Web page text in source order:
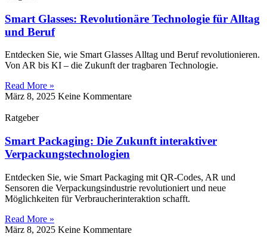
Smart Glasses: Revolutionäre Technologie für Alltag
und Beruf
Entdecken Sie, wie Smart Glasses Alltag und Beruf revolutionieren.
Von AR bis KI – die Zukunft der tragbaren Technologie.
Read More »
März 8, 2025 Keine Kommentare
Ratgeber
Smart Packaging: Die Zukunft interaktiver
Verpackungstechnologien
Entdecken Sie, wie Smart Packaging mit QR-Codes, AR und
Sensoren die Verpackungsindustrie revolutioniert und neue
Möglichkeiten für Verbraucherinteraktion schafft.
Read More »
März 8, 2025 Keine Kommentare